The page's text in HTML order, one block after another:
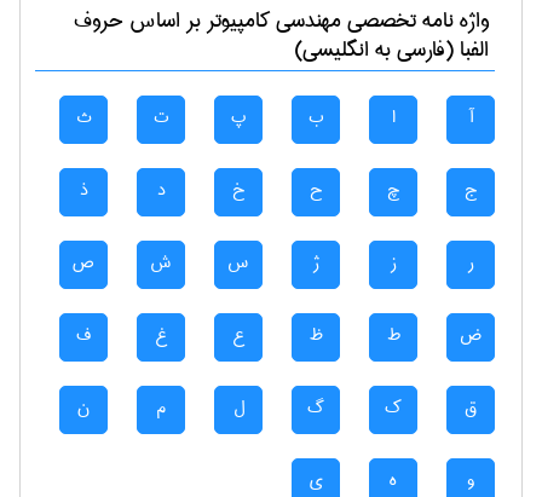
واژه نامه تخصصیمهندسی كامپيوتربر اساس حروف
الفبا (فارسی به انگلیسی)
آ ا ب پ ت ث
ج چ ح خ د ذ
ر ز ژ س ش ص
ض ط ظ ع غ ف
ق ک گ ل م ن
و ه ی